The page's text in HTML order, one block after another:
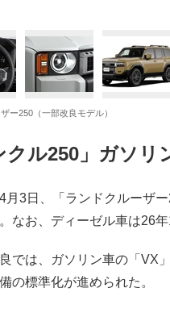
ー250（一部改良モデル）
クル250」ガソ
月3日、「ランドクルーザ
なお、ディーゼル車は26
では、ガソリン車の「VX
の標準化が進められた。